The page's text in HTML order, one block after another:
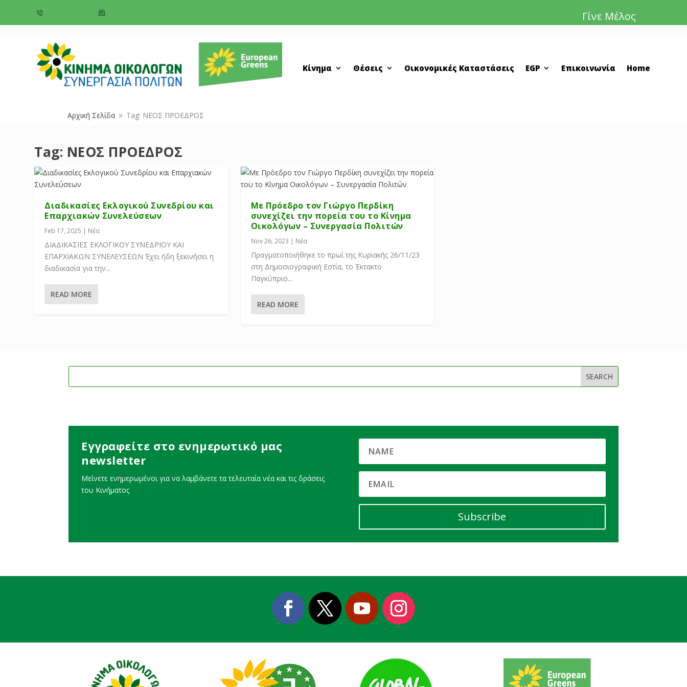
Γίνε Μέλος
Κίνημα Θέσεις Οικονομικές Καταστάσεις EGP Επικοινωνία Home
Αρχική Σελίδα 9 Tag: ΝΕΟΣ ΠΡΟΕΔΡΟΣ
Tag: ΝΕΟΣ ΠΡΟΕΔΡΟΣ
Διαδικασίες Εκλογικού Συνεδρίου και
Επαρχιακών Συνελεύσεων
Feb 17, 2025 | Νέα
ΔΙΑΔΙΚΑΣΙΕΣ ΕΚΛΟΓΙΚΟΥ ΣΥΝΕΔΡΙΟΥ ΚΑΙ
ΕΠΑΡΧΙΑΚΩΝ ΣΥΝΕΛΕΥΣΕΩΝ Έχει ήδη ξεκινήσει η
διαδικασία για την...
READ MORE
Με Πρόεδρο τον Γιώργο Περδίκη
συνεχίζει την πορεία του το Κίνημα
Οικολόγων – Συνεργασία Πολιτών
Nov 26, 2023 | Νέα
Πραγματοποιήθηκε το πρωί της Κυριακής 26/11/23
στη Δημοσιογραφική Εστία, το Έκτακτο
Παγκύπριο...
READ MORE
Εγγραφείτε στο ενημερωτικό μας
newsletter
Μείνετε ενημερωμένοι για να λαμβάνετε τα τελευταία νέα και τις δράσεις
του Κινήματος
Subscribe